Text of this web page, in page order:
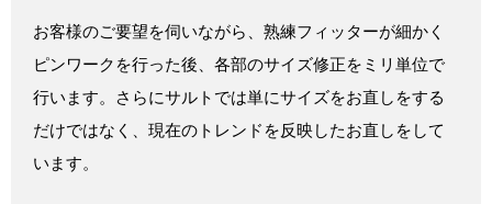
お客様のご要望を伺いながら、熟練フィッターが細かく
ピンワークを行った後、各部のサイズ修正をミリ単位で
行います。さらにサルトでは単にサイズをお直しをする
だけではなく、現在のトレンドを反映したお直しをして
います。